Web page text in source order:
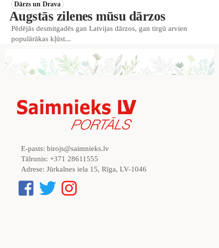
Dārzs un Drava
Augstās zilenes mūsu dārzos
Pēdējās desmitgadēs gan Latvijas dārzos, gan tirgū arvien
populārākas kļūst...
E-pasts: birojs@saimnieks.lv
Tālrunis: +371 28611555
Adrese: Jūrkalnes iela 15, Rīga, LV-1046